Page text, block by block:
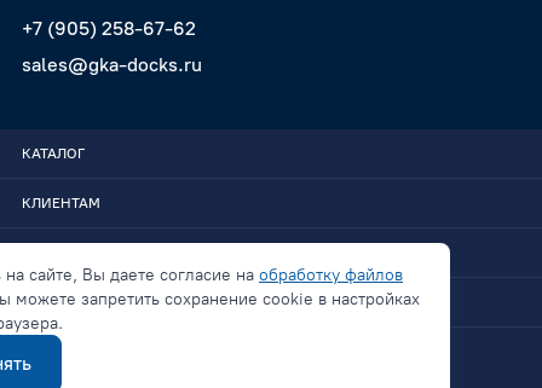
+7 (905) 258-67-62
sales@gka-docks.ru
КАТАЛОГ
КЛИЕНТАМ
СВЯЗАТЬСЯ
на сайте, Вы даете согласие на обработку файлов
можете запретить сохранение cookie в настройках